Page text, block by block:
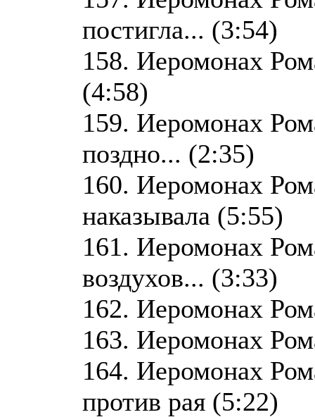
постигла... (3:54)
158. Иеромонах
(4:58)
159. Иеромонах
поздно... (2:35)
160. Иеромонах
наказывала (5:55)
161. Иеромонах
воздухов... (3:33)
162. Иеромонах
163. Иеромонах
164. Иеромонах
против рая (5:22)